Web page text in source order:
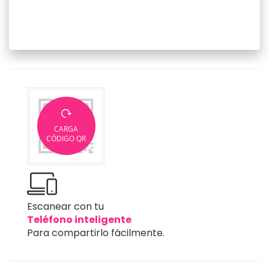
CARGA
CÓDIGO QR
Escanear con tu
Teléfono inteligente
Para compartirlo fácilmente.